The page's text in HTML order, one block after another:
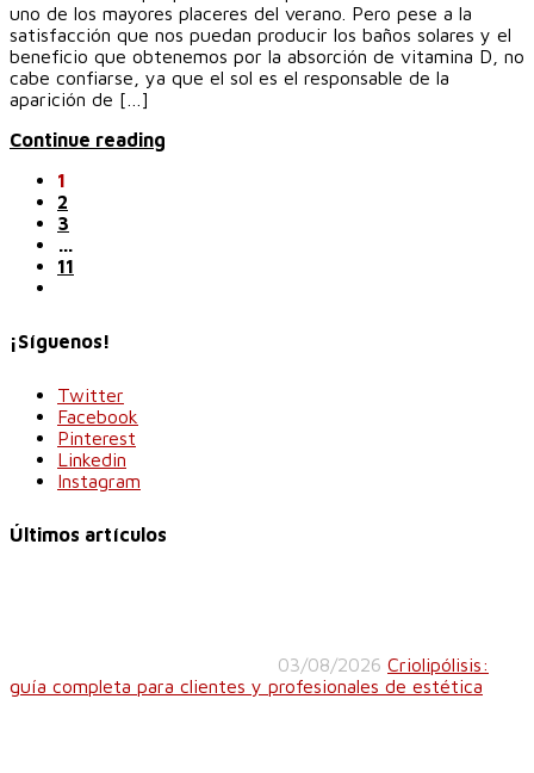
uno de los mayores placeres del verano. Pero pese a la
satisfacción que nos puedan producir los baños solares y el
beneficio que obtenemos por la absorción de vitamina D, no
cabe confiarse, ya que el sol es el responsable de la
aparición de […]
Continue reading
1
2
3
…
11
¡Síguenos!
Twitter
Facebook
Pinterest
Linkedin
Instagram
Últimos artículos
03/08/2026 Criolipólisis:
guía completa para clientes y profesionales de estética